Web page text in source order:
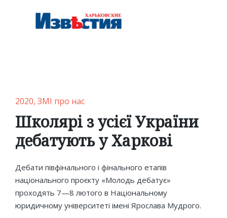
Posted
in
2020 ЗМІ про нас
Школярі з усієї України
дебатують у Харкові
Дебати півфінального і фінального етапів
національного проєкту «Молодь дебатує»
проходять 7—8 лютого в Національному
юридичному університеті імені Ярослава Мудрого.